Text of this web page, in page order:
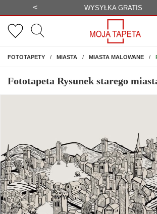
< WYSYŁKA GRATIS
FOTOTAPETYNA ŚCIANĘ
MIASTA MIASTA MALOWANE
Fototapeta Rysunek starego